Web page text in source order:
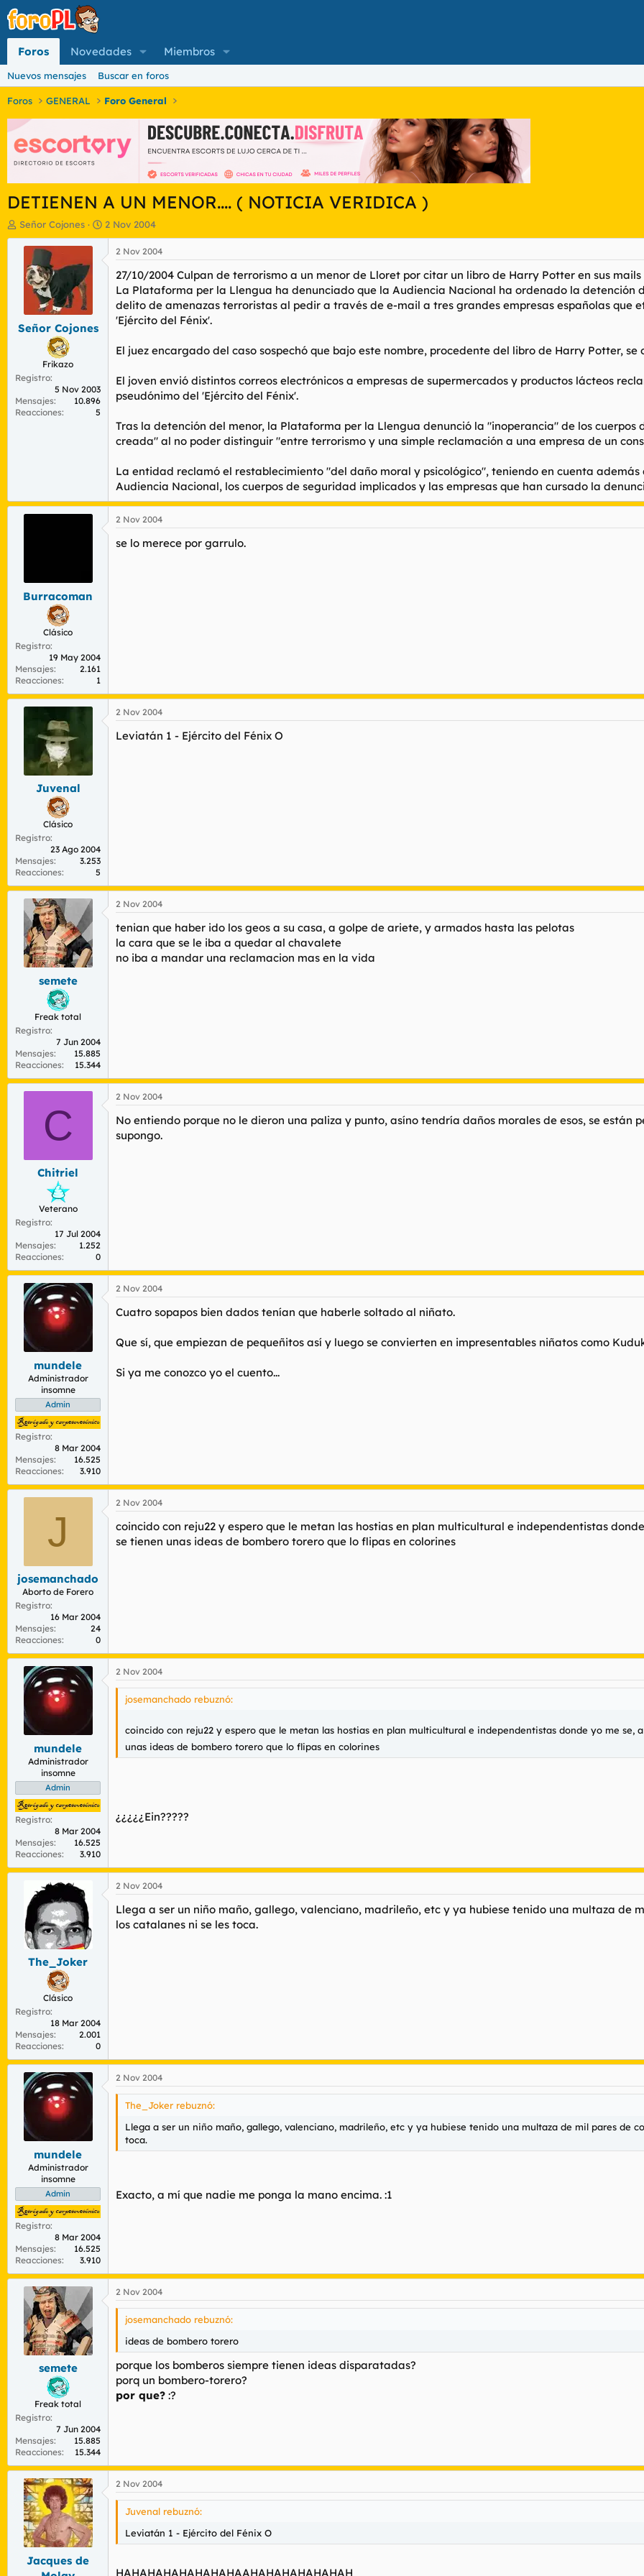
Foros Novedades Miembros
Nuevos mensajes Buscar en foros
Foros GENERAL Foro General
DETIENEN A UN MENOR.... ( NOTICIA VERIDICA )
I
n
o
r
t
m
a
Señor Cojones
F
e
h
2 Nov 2004
Señor Cojones
Frikazo
Registro
5 Nov 2003
Mensajes
10.896
Reacciones
5
2 Nov 2004
27/10/2004 Culpan de terrorismo a un menor de Lloret por citar un libro de Harry Potter en sus mails
La Plataforma per la Llengua ha denunciado que la Audiencia Nacional ha ordenado la detención
delito de amenazas terroristas al pedir a través de e-mail a tres grandes empresas españolas que
'Ejército del Fénix'.
El juez encargado del caso sospechó que bajo este nombre, procedente del libro de Harry Potter,
El joven envió distintos correos electrónicos a empresas de supermercados y productos lácteos
pseudónimo del 'Ejército del Fénix'.
Tras la detención del menor, la Plataforma per la Llengua denunció la "inoperancia" de los
creada" al no poder distinguir "entre terrorismo y una simple reclamación a una empresa de un
La entidad reclamó el restablecimiento "del daño moral y psicológico", teniendo en cuenta
Audiencia Nacional, los cuerpos de seguridad implicados y las empresas que han cursado la
Burracoman
Clásico
Registro
19 May 2004
Mensajes
2.161
Reacciones
1
2 Nov 2004
se lo merece por garrulo.
Juvenal
Clásico
Registro
23 Ago 2004
Mensajes
3.253
Reacciones
5
2 Nov 2004
Leviatán 1 - Ejército del Fénix O
semete
Freak total
Registro
7 Jun 2004
Mensajes
15.885
Reacciones
15.344
2 Nov 2004
tenian que haber ido los geos a su casa, a golpe de ariete, y armados hasta las pelotas
la cara que se le iba a quedar al chavalete
no iba a mandar una reclamacion mas en la vida
C
Chitriel
Veterano
Registro
17 Jul 2004
Mensajes
1.252
Reacciones
0
2 Nov 2004
No entiendo porque no le dieron una paliza y punto, asíno tendría daños morales de esos, se están
supongo.
mundele
Administrador
insomne
Admin
Registro
8 Mar 2004
Mensajes
16.525
Reacciones
3.910
2 Nov 2004
Cuatro sopapos bien dados tenían que haberle soltado al niñato.
Que sí, que empiezan de pequeñitos así y luego se convierten en impresentables niñatos como
Si ya me conozco yo el cuento...
J
josemanchado
Aborto de Forero
Registro
16 Mar 2004
Mensajes
24
Reacciones
0
2 Nov 2004
coincido con reju22 y espero que le metan las hostias en plan multicultural e independentistas
se tienen unas ideas de bombero torero que lo flipas en colorines
mundele
Administrador
insomne
Admin
Registro
8 Mar 2004
Mensajes
16.525
Reacciones
3.910
2 Nov 2004
josemanchado rebuznó:
coincido con reju22 y espero que le metan las hostias en plan multicultural e independentistas donde yo me se,
unas ideas de bombero torero que lo flipas en colorines
¿¿¿¿¿Ein?????
The_Joker
Clásico
Registro
18 Mar 2004
Mensajes
2.001
Reacciones
0
2 Nov 2004
Llega a ser un niño maño, gallego, valenciano, madrileño, etc y ya hubiese tenido una multaza de
los catalanes ni se les toca.
mundele
Administrador
insomne
Admin
Registro
8 Mar 2004
Mensajes
16.525
Reacciones
3.910
2 Nov 2004
The_Joker rebuznó:
Llega a ser un niño maño, gallego, valenciano, madrileño, etc y ya hubiese tenido una multaza de mil pares de
toca.
Exacto, a mí que nadie me ponga la mano encima. :1
semete
Freak total
Registro
7 Jun 2004
Mensajes
15.885
Reacciones
15.344
2 Nov 2004
josemanchado rebuznó:
ideas de bombero torero
porque los bomberos siempre tienen ideas disparatadas?
porq un bombero-torero?
por que? :?
Jacques de
2 Nov 2004
Juvenal rebuznó:
Leviatán 1 - Ejército del Fénix O
HAHAHAHAHAHAHAHAAHAHAHAHAHAHAH